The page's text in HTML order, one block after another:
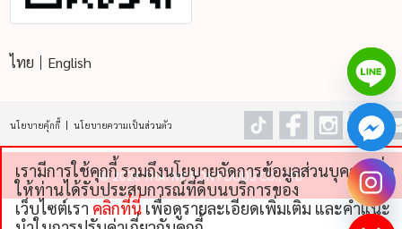
ไทย English
นโยบายคุ้กกี้ นโยบายความเป็นส่วนตัว
©2026 THAI NIPPON FOODS CO., LTD
เรามีการใช้คุกกี้ รวมถึงนโยบายจัดการข้อมูลส่วนบุคคลเพื่อ
ให้ท่านได้รับประสบการณ์ที่ดีบนบริการของ
เว็บไซต์เรา คลิกที่นี่ เพื่อดูรายละเอียดเพิ่มเติม และคําแนะ
Hide
chaty